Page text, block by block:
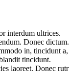
interdum ultrices.
Donec dictum.
in, tincidunt
tincidunt.
laoreet. Donec